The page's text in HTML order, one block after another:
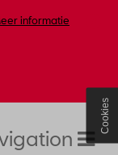
informatie
Cookies